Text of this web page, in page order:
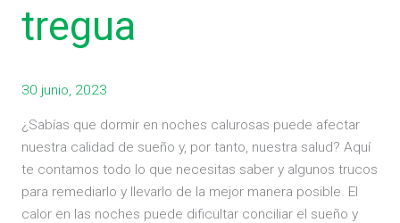
tregua
30 junio, 2023
¿Sabías que dormir en noches calurosas puede afectar
nuestra calidad de sueño y, por tanto, nuestra salud? Aquí
te contamos todo lo que necesitas saber y algunos trucos
para remediarlo y llevarlo de la mejor manera posible. El
calor en las noches puede dificultar conciliar el sueño y